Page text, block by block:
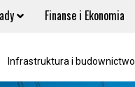
Finanse i Ekonomia
Infrastruktura i budownictwo